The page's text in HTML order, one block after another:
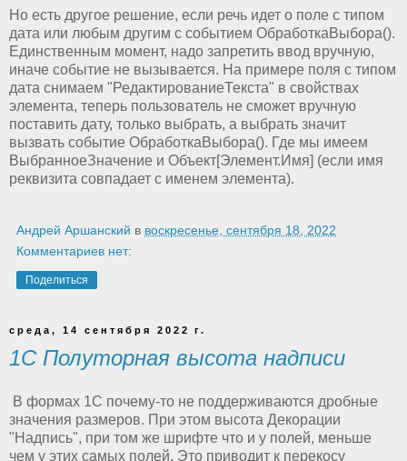
Но есть другое решение, если речь идет о поле с типом
дата или любым другим с событием ОбработкаВыбора().
Единственным момент, надо запретить ввод вручную,
иначе событие не вызывается. На примере поля с типом
дата снимаем "РедактированиеТекста" в свойствах
элемента, теперь пользователь не сможет вручную
поставить дату, только выбрать, а выбрать значит
вызвать событие ОбработкаВыбора(). Где мы имеем
ВыбранноеЗначение и Объект[Элемент.Имя] (если имя
реквизита совпадает с именем элемента).
Андрей Аршанский в воскресенье, сентября 18, 2022
Комментариев нет:
Поделиться
среда, 14 сентября 2022 г.
1C Полуторная высота надписи
В формах 1С почему-то не поддерживаются дробные
значения размеров. При этом высота Декорации
"Надпись", при том же шрифте что и у полей, меньше
чем у этих самых полей. Это приводит к перекосу